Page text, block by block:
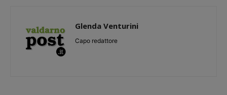
Glenda Venturini
Capo redattore